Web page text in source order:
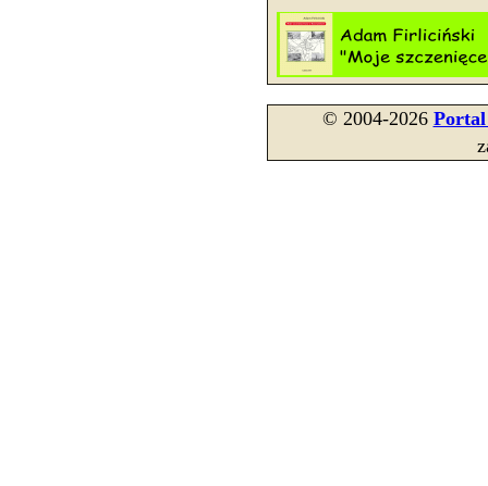
© 2004-2026